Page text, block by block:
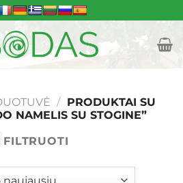
/ PRODUKTAI SU
NAMELIS SU STOGINE”
FILTRUOTI